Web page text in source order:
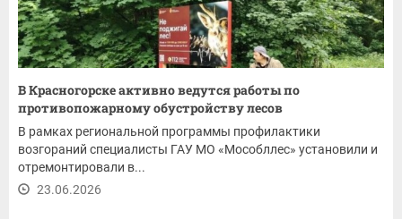
В Красногорске активно ведутся работы по
противопожарному обустройству лесов
В рамках региональной программы профилактики
возгораний специалисты ГАУ МО «Мособллес» установили и
отремонтировали в...
23.06.2026